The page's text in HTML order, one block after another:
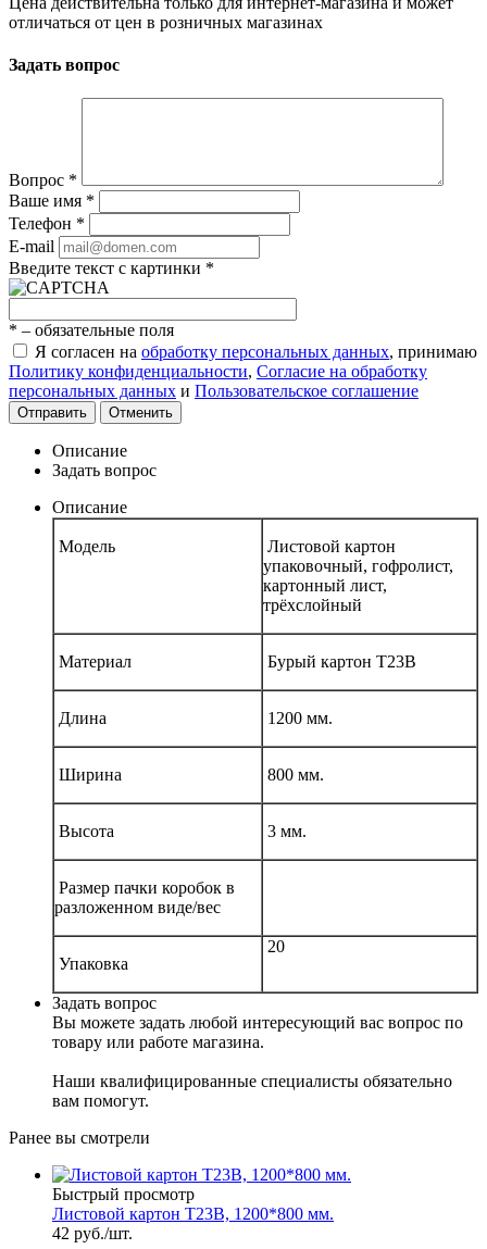
отличаться от цен в розничных магазинах
Задать вопрос
Вопрос *
Ваше имя *
Телефон *
E-mail
Введите текст с картинки *
* – обязательные поля
Я согласен на обработку персональных данных, принимаю
Политику конфиденциальности, Согласие на обработку
персональных данных и Пользовательское соглашение
Отправить Отменить
Описание
Задать вопрос
Описание
Модель
Листовой картон
упаковочный, гофролист,
картонный лист,
трёхслойный
Материал Бурый картон Т23В
Длина 1200 мм.
Ширина 800 мм.
Высота 3 мм.
Размер пачки коробок в
разложенном виде/вес
Упаковка
20
Задать вопрос
Вы можете задать любой интересующий вас вопрос по
товару или работе магазина.
Наши квалифицированные специалисты обязательно
вам помогут.
Ранее вы смотрели
Быстрый просмотр
Листовой картон Т23В, 1200*800 мм.
42 руб./шт.